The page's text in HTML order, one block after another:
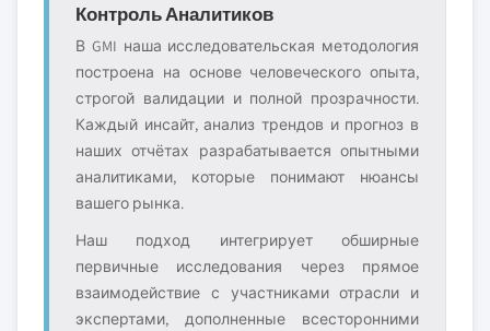
Контроль Аналитиков
В GMI наша исследовательская методология
построена на основе человеческого опыта,
строгой валидации и полной прозрачности.
Каждый инсайт, анализ трендов и прогноз в
наших отчётах разрабатывается опытными
аналитиками, которые понимают нюансы
вашего рынка.
Наш подход интегрирует обширные
первичные исследования через прямое
взаимодействие с участниками отрасли и
экспертами, дополненные всесторонними